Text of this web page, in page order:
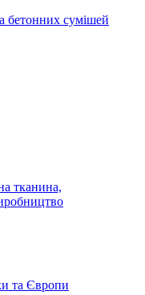
бетонних сумішей
тканина,
та Європи